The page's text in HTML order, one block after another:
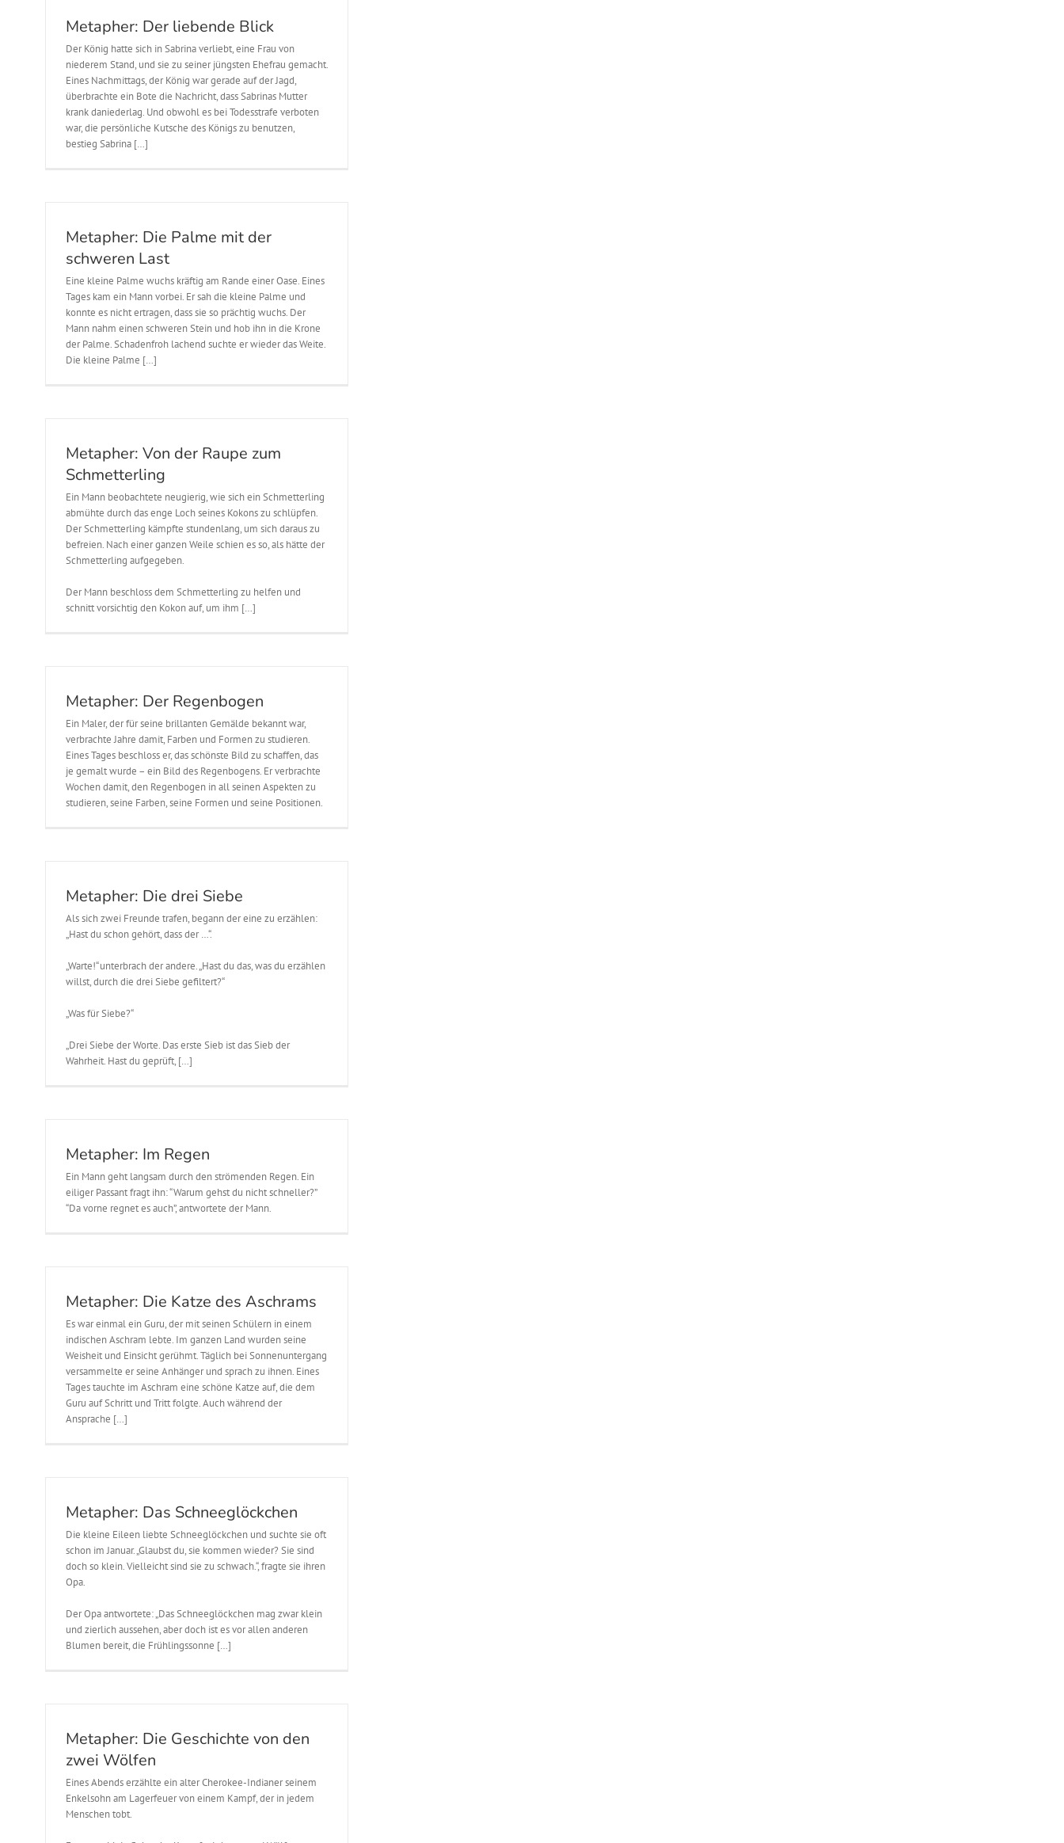
Metapher: Der liebende Blick
Der König hatte sich in Sabrina verliebt, eine Frau von
niederem Stand, und sie zu seiner jüngsten Ehefrau gemacht.
Eines Nachmittags, der König war gerade auf der Jagd,
überbrachte ein Bote die Nachricht, dass Sabrinas Mutter
krank daniederlag. Und obwohl es bei Todesstrafe verboten
war, die persönliche Kutsche des Königs zu benutzen,
bestieg Sabrina […]
Metapher: Die Palme mit der
schweren Last
Eine kleine Palme wuchs kräftig am Rande einer Oase. Eines
Tages kam ein Mann vorbei. Er sah die kleine Palme und
konnte es nicht ertragen, dass sie so prächtig wuchs. Der
Mann nahm einen schweren Stein und hob ihn in die Krone
der Palme. Schadenfroh lachend suchte er wieder das Weite.
Die kleine Palme […]
Metapher: Von der Raupe zum
Schmetterling
Ein Mann beobachtete neugierig, wie sich ein Schmetterling
abmühte durch das enge Loch seines Kokons zu schlüpfen.
Der Schmetterling kämpfte stundenlang, um sich daraus zu
befreien. Nach einer ganzen Weile schien es so, als hätte der
Schmetterling aufgegeben.
Der Mann beschloss dem Schmetterling zu helfen und
schnitt vorsichtig den Kokon auf, um ihm […]
Metapher: Der Regenbogen
Ein Maler, der für seine brillanten Gemälde bekannt war,
verbrachte Jahre damit, Farben und Formen zu studieren.
Eines Tages beschloss er, das schönste Bild zu schaffen, das
je gemalt wurde – ein Bild des Regenbogens. Er verbrachte
Wochen damit, den Regenbogen in all seinen Aspekten zu
studieren, seine Farben, seine Formen und seine Positionen.
Metapher: Die drei Siebe
Als sich zwei Freunde trafen, begann der eine zu erzählen:
„Hast du schon gehört, dass der …“.
„Warte!“ unterbrach der andere. „Hast du das, was du erzählen
willst, durch die drei Siebe gefiltert?“
„Was für Siebe?“
„Drei Siebe der Worte. Das erste Sieb ist das Sieb der
Wahrheit. Hast du geprüft, […]
Metapher: Im Regen
Ein Mann geht langsam durch den strömenden Regen. Ein
eiliger Passant fragt ihn: “Warum gehst du nicht schneller?”
“Da vorne regnet es auch”, antwortete der Mann.
Metapher: Die Katze des Aschrams
Es war einmal ein Guru, der mit seinen Schülern in einem
indischen Aschram lebte. Im ganzen Land wurden seine
Weisheit und Einsicht gerühmt. Täglich bei Sonnenuntergang
versammelte er seine Anhänger und sprach zu ihnen. Eines
Tages tauchte im Aschram eine schöne Katze auf, die dem
Guru auf Schritt und Tritt folgte. Auch während der
Ansprache […]
Metapher: Das Schneeglöckchen
Die kleine Eileen liebte Schneeglöckchen und suchte sie oft
schon im Januar. „Glaubst du, sie kommen wieder? Sie sind
doch so klein. Vielleicht sind sie zu schwach.“, fragte sie ihren
Opa.
Der Opa antwortete: „Das Schneeglöckchen mag zwar klein
und zierlich aussehen, aber doch ist es vor allen anderen
Blumen bereit, die Frühlingssonne […]
Metapher: Die Geschichte von den
zwei Wölfen
Eines Abends erzählte ein alter Cherokee-Indianer seinem
Enkelsohn am Lagerfeuer von einem Kampf, der in jedem
Menschen tobt.